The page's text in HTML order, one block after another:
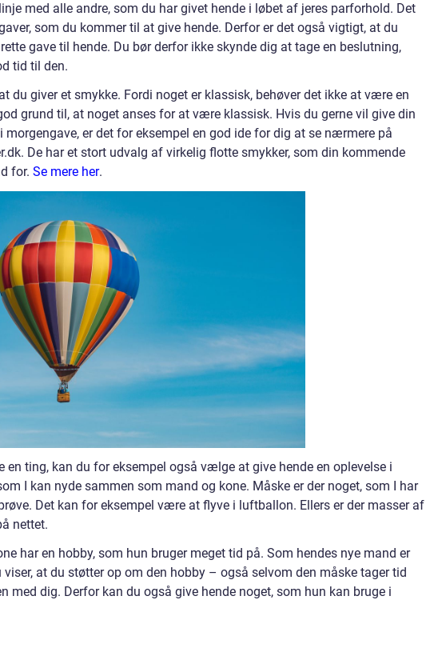
med alle andre, som du har givet hende i løbet af jeres parforhold. Det
som du kommer til at give hende. Derfor er det også vigtigt, at du
gave til hende. Du bør derfor ikke skynde dig at tage en beslutning,
tid til den.
du giver et smykke. Fordi noget er klassisk, behøver det ikke at være en
grund til, at noget anses for at være klassisk. Hvis du gerne vil give din
morgengave, er det for eksempel en god ide for dig at se nærmere på
De har et stort udvalg af virkelig flotte smykker, som din kommende
for. Se mere her.
en ting, kan du for eksempel også vælge at give hende en oplevelse i
I kan nyde sammen som mand og kone. Måske er der noget, som I har
Det kan for eksempel være at flyve i luftballon. Ellers er der masser af
nettet.
har en hobby, som hun bruger meget tid på. Som hendes nye mand er
at du støtter op om den hobby – også selvom den måske tager tid
med dig. Derfor kan du også give hende noget, som hun kan bruge i